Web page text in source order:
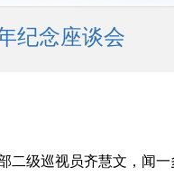
纪念座谈会
二级巡视员齐慧文，闻